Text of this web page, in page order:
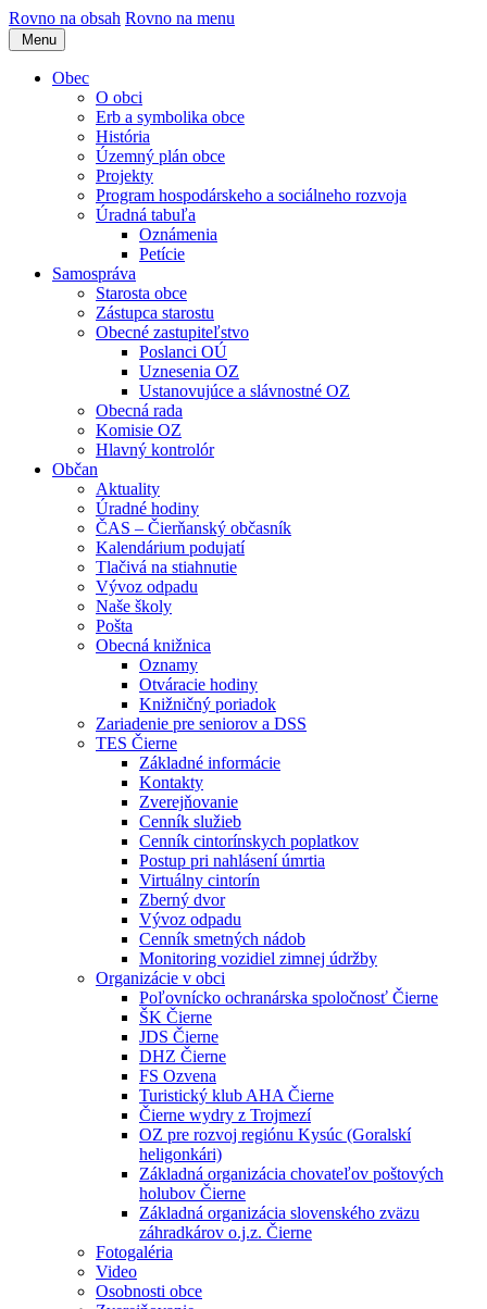
Rovno na obsah Rovno na menu
Menu
Obec
O obci
Erb a symbolika obce
História
Územný plán obce
Projekty
Program hospodárskeho a sociálneho rozvoja
Úradná tabuľa
Oznámenia
Petície
Samospráva
Starosta obce
Zástupca starostu
Obecné zastupiteľstvo
Poslanci OÚ
Uznesenia OZ
Ustanovujúce a slávnostné OZ
Obecná rada
Komisie OZ
Hlavný kontrolór
Občan
Aktuality
Úradné hodiny
ČAS – Čierňanský občasník
Kalendárium podujatí
Tlačivá na stiahnutie
Vývoz odpadu
Naše školy
Pošta
Obecná knižnica
Oznamy
Otváracie hodiny
Knižničný poriadok
Zariadenie pre seniorov a DSS
TES Čierne
Základné informácie
Kontakty
Zverejňovanie
Cenník služieb
Cenník cintorínskych poplatkov
Postup pri nahlásení úmrtia
Virtuálny cintorín
Zberný dvor
Vývoz odpadu
Cenník smetných nádob
Monitoring vozidiel zimnej údržby
Organizácie v obci
Poľovnícko ochranárska spoločnosť Čierne
ŠK Čierne
JDS Čierne
DHZ Čierne
FS Ozvena
Turistický klub AHA Čierne
Čierne wydry z Trojmezí
OZ pre rozvoj regiónu Kysúc (Goralskí
heligonkári)
Základná organizácia chovateľov poštových
holubov Čierne
Základná organizácia slovenského zväzu
záhradkárov o.j.z. Čierne
Fotogaléria
Video
Osobnosti obce